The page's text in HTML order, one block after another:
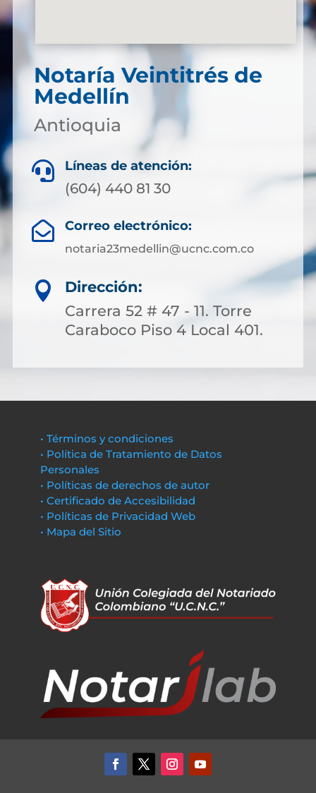
Notaría Veintitrés de
Medellín
Antioquia
 Líneas de atención:
(604) 440 81 30
 Correo electrónico:
notaria23medellin@ucnc.com.co

Dirección:
Carrera 52 # 47 - 11. Torre
Caraboco Piso 4 Local 401.
• Términos y condiciones
• Política de Tratamiento de Datos
Personales
• Políticas de derechos de autor
• Certificado de Accesibilidad
• Políticas de Privacidad Web
• Mapa del Sitio